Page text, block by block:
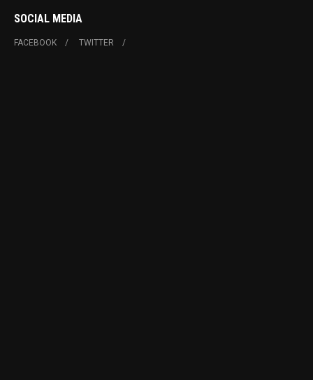
SOCIAL MEDIA
FACEBOOK TWITTER